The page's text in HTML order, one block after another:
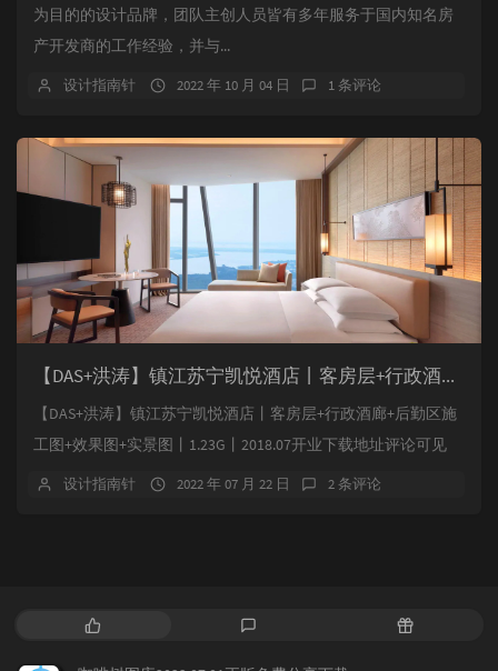
为目的的设计品牌，团队主创人员皆有多年服务于国内知名房
产开发商的工作经验，并与...
设计指南针 2022 年 10 月 04 日 1 条评论
【DAS+洪涛】镇江苏宁凯悦酒店丨客房层+行政酒廊+后勤区施工图+效果图+实景图丨1.23G丨2018.07开业
【DAS+洪涛】镇江苏宁凯悦酒店丨客房层+行政酒廊+后勤区施
工图+效果图+实景图丨1.23G丨2018.07开业下载地址评论可见
设计指南针 2022 年 07 月 22 日 2 条评论
热
文
评
随